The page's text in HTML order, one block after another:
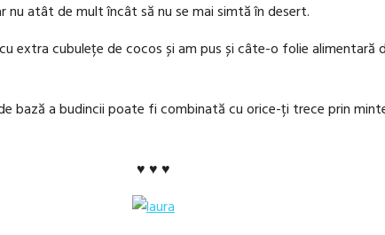
atât de mult încât să nu se mai simtă în desert.
extra cubulețe de cocos și am pus și câte-o folie alimentară
bază a budincii poate fi combinată cu orice-ți trece prin
♥ ♥ ♥